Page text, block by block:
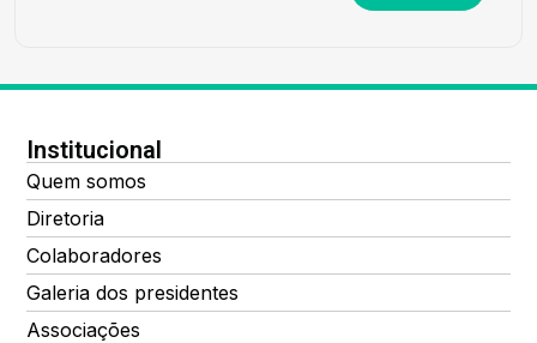
Institucional
Quem somos
Diretoria
Colaboradores
Galeria dos presidentes
Associações